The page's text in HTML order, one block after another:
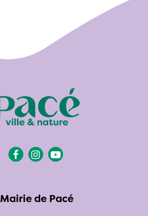
email
Lien
vers
compte
Facebook
Lien
vers
compte
Instagram
Lien
chaîne
Youtube
Mairie de Pacé